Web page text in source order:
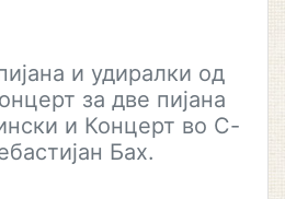
и удиралки од
за две пијана
и Концерт во C-
Бах.